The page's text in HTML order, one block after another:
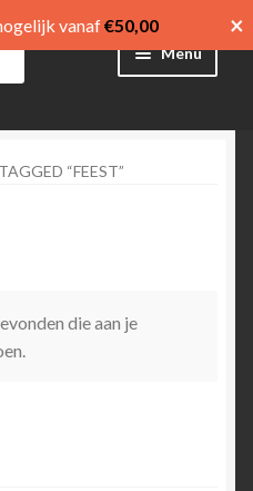
Menu
“FEEST”
die aan je
vanaf€50,00 ×